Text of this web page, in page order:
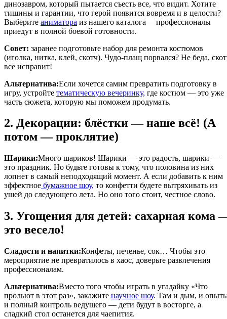
динозавром, который пытается съесть все, что видит. Хотите
тишины и гарантии, что герой появится вовремя и в целости?
Выберите аниматора из нашего каталога— профессионалы
приедут в полной боевой готовности.
Совет: заранее подготовьте набор для ремонта костюмов
(иголка, нитка, клей, скотч). Чудо-плащ порвался? Не беда,
все исправит!
Альтернатива:Если хочется самим превратить подготовку в
игру, устройте тематическую вечеринку, где костюм — это уже
часть сюжета, которую мы поможем продумать.
2. Декорации: блёстки — наше всё! (А
потом — проклятие)
Шарики:Много шариков! Шарики — это радость, шарики —
это праздник. Но будьте готовы к тому, что половина из них
лопнет в самый неподходящий момент. А если добавить к ним
эффектное бумажное шоу, то конфетти будете вытряхивать из
ушей до следующего лета. Но оно того стоит, честное слово.
3. Угощения для детей: сахарная кома
это весело!
Сладости и напитки:Конфеты, печенье, сок… Чтобы это
мероприятие не превратилось в хаос, доверьте развлечения
профессионалам.
Альтернатива:Вместо того чтобы играть в угадайку «Что
прольют в этот раз», закажите научное шоу. Там и дым, и
и полный контроль ведущего — дети будут в восторге, а
сладкий стол останется для чаепития.